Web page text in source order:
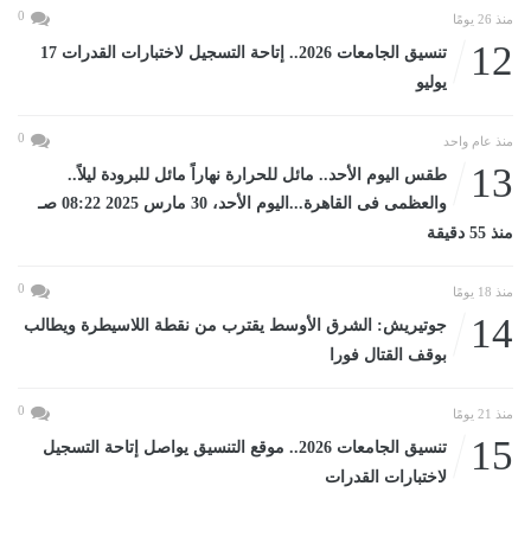
منذ 26 يومًا 0
12
تنسيق الجامعات 2026.. إتاحة التسجيل لاختبارات القدرات 17
يوليو
منذ عام واحد 0
13
طقس اليوم الأحد.. مائل للحرارة نهاراً مائل للبرودة ليلاً..
والعظمى فى القاهرة...اليوم الأحد، 30 مارس 2025 08:22 صـ
منذ 55 دقيقة
منذ 18 يومًا 0
14
جوتيريش: الشرق الأوسط يقترب من نقطة اللاسيطرة ويطالب
بوقف القتال فورا
منذ 21 يومًا 0
15
تنسيق الجامعات 2026.. موقع التنسيق يواصل إتاحة التسجيل
لاختبارات القدرات